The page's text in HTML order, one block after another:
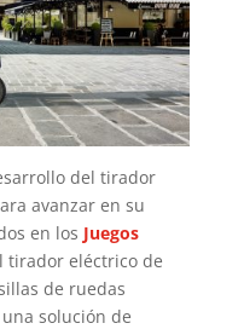
del tirador
avanzar en su
en los Juegos
tirador eléctrico de
de ruedas
solución de